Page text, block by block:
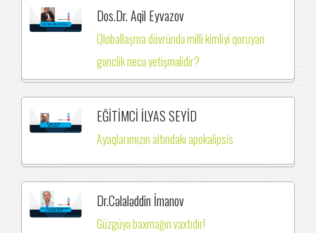
Dos.Dr. Aqil Eyvazov
Qloballaşma dövründə milli kimliyi qoruyan
gənclik necə yetişməlidir?
EĞİTİMCİ İLYAS SEYİD
Ayaqlarımızın altındakı apokalipsis
Dr.Cəlaləddin İmanov
Güzgüyə baxmağın vaxtıdır!